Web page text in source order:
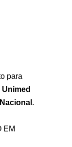
para
Unimed
.
EM